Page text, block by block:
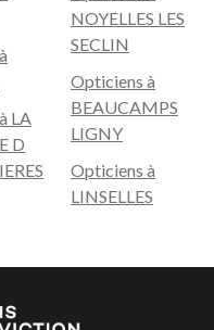
LA
D
NOYELLES LES
SECLIN
Opticiens à
BEAUCAMPS
LIGNY
Opticiens à
LINSELLES